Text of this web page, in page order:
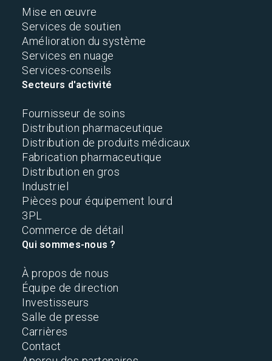
Mise en œuvre
Services de soutien
Amélioration du système
Services en nuage
Services-conseils
Secteurs d'activité
Fournisseur de soins
Distribution pharmaceutique
Distribution de produits médicaux
Fabrication pharmaceutique
Distribution en gros
Industriel
Pièces pour équipement lourd
3PL
Commerce de détail
Qui sommes-nous ?
À propos de nous
Équipe de direction
Investisseurs
Salle de presse
Carrières
Contact